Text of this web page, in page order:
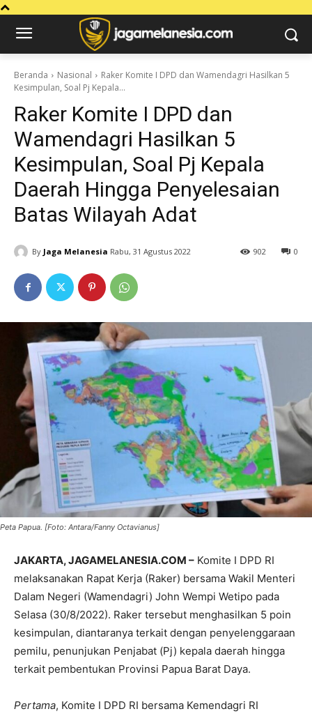
Beranda Nasional
Raker Komite I DPD dan Wamendagri Hasilkan 5
Kesimpulan, Soal Pj Kepala...
Raker Komite I DPD dan
Wamendagri Hasilkan 5
Kesimpulan, Soal Pj Kepala
Daerah Hingga Penyelesaian
Batas Wilayah Adat
By Jaga Melanesia Rabu, 31 Agustus 2022 0
902
Peta Papua. [Foto: Antara/Fanny Octavianus]
JAKARTA, JAGAMELANESIA.COM – Komite I DPD RI
melaksanakan Rapat Kerja (Raker) bersama Wakil Menteri
Dalam Negeri (Wamendagri) John Wempi Wetipo pada
Selasa (30/8/2022). Raker tersebut menghasilkan 5 poin
kesimpulan, diantaranya terkait dengan penyelenggaraan
pemilu, penunjukan Penjabat (Pj) kepala daerah hingga
terkait pembentukan Provinsi Papua Barat Daya.
Pertama, Komite I DPD RI bersama Kemendagri RI